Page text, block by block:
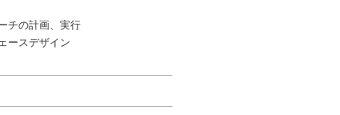
チの計画、実行
ースデザイン